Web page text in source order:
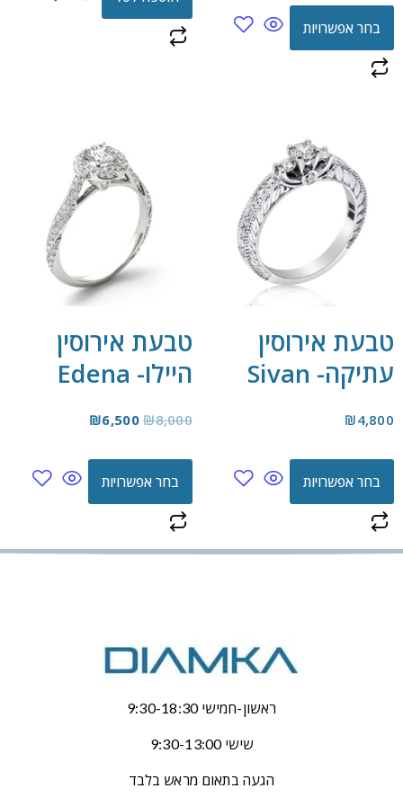
בחר אפשרויות
טבעת אירוסין
עתיקה- Sivan
₪4,800
בחר אפשרויות
טבעת אירוסין
היילו- Edena
₪8,000
₪6,500
בחר אפשרויות
ראשון-חמישי 9:30-18:30
שישי 9:30-13:00
הגעה בתאום מראש בלבד